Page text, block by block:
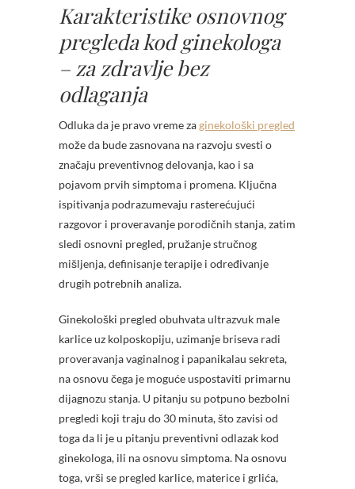
Karakteristike osnovnog
pregleda kod ginekologa
– za zdravlje bez
odlaganja
Odluka da je pravo vreme zaginekološki pregled
može da bude zasnovana na razvoju svesti o
značaju preventivnog delovanja, kao i sa
pojavom prvih simptoma i promena. Ključna
ispitivanja podrazumevaju rasterećujući
razgovor i proveravanje porodičnih stanja, zatim
sledi osnovni pregled, pružanje stručnog
mišljenja, definisanje terapije i određivanje
drugih potrebnih analiza.
Ginekološki pregled obuhvata ultrazvuk male
karlice uz kolposkopiju, uzimanje briseva radi
proveravanja vaginalnog i papanikalau sekreta,
na osnovu čega je moguće uspostaviti primarnu
dijagnozu stanja. U pitanju su potpuno bezbolni
pregledi koji traju do 30 minuta, što zavisi od
toga da li je u pitanju preventivni odlazak kod
ginekologa, ili na osnovu simptoma. Na osnovu
toga, vrši se pregled karlice, materice i grlića,